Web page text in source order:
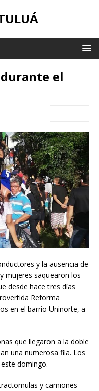
el
y la ausencia de
mujeres saquearon los
desde hace tres días
Reforma
en el barrio Uninorte, a
que llegaron a la doble
una numerosa fila. Los
domingo.
y camiones